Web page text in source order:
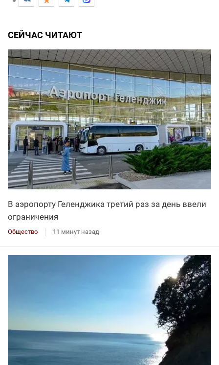
СЕЙЧАС ЧИТАЮТ
В аэропорту Геленджика третий раз за день ввели
ограничения
Общество 11 минут назад